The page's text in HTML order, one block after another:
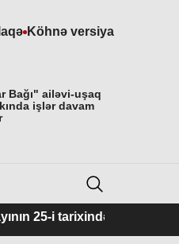
Köhnə versiya
Bağı" ailəvi-uşaq
işlər davam
fəaliyyətdədir.